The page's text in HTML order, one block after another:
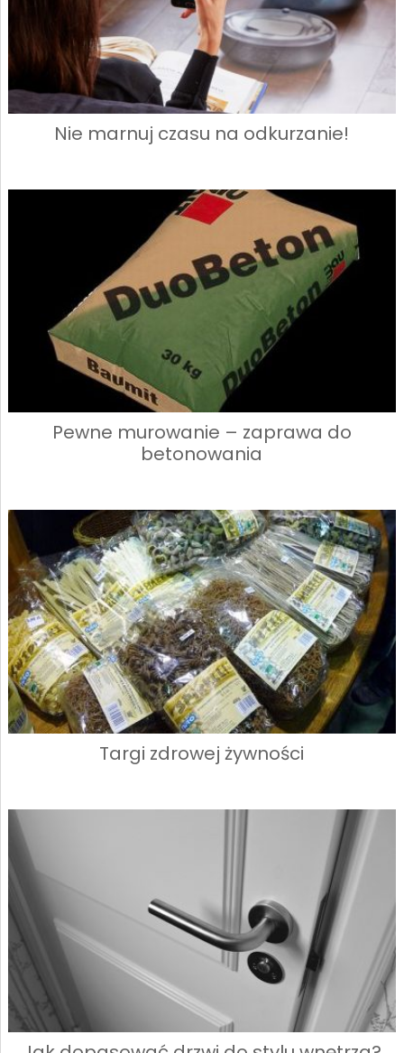
Nie marnuj czasu na odkurzanie!
Pewne murowanie – zaprawa do
betonowania
Targi zdrowej żywności